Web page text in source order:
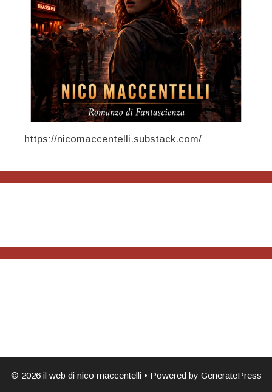
https://nicomaccentelli.substack.com/
© 2026 il web di nico maccentelli• Powered by GeneratePress